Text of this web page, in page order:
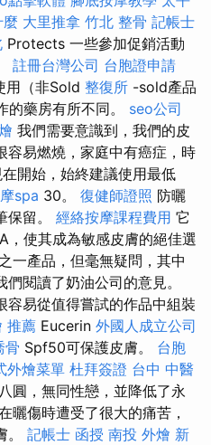
大里推拿 竹北 整骨 記帳士
Protects 一些參加促銷活動
註冊台灣公司 台胞證申請
用（非Sold 整復所 -sold產品
的藥房有所不同。 seo公司
我們需要意識到，我們的皮
容易燃燒，家庭中有癌症，時
開始，始終建議使用最低
spa 30。 復健師證照 防曬
保留。 經絡按摩課程費用 它
，使其成為敏感皮膚的絕佳選
一產品，但毫無疑問，其中
閱讀了奶油公司的意見。
容易從值得嘗試的作品中組裝
推薦 Eucerin 外國人成立公司
骨 Spf50可保護皮膚。 台胞
外燴菜單 杜拜簽證 台中 中醫
圓，無同性戀，並降低了永
曬傷時遭受了很大的痛苦，
。 記帳士 函授 南投 外燴 新